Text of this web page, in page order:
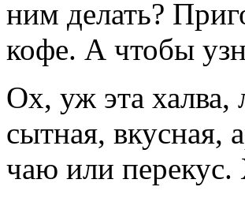
ним делать?
кофе. А чтобы
Ох, уж эта
сытная, вкусная,
чаю или перекус.